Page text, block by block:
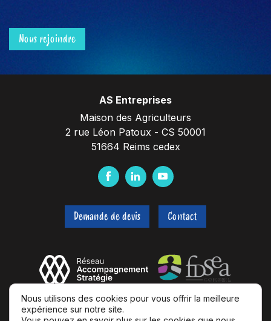
Nous rejoindre
AS Entreprises
Maison des Agriculteurs
2 rue Léon Patoux - CS 50001
51664 Reims cedex
F
c
e
o
k
L
n
k
I
n
Y
u
t
b
e
Demande de devis Contact
Nous utilisons des cookies pour vous offrir la meilleure
expérience sur notre site.